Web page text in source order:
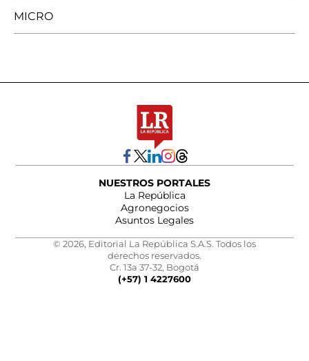
MICRO
NUESTROS PORTALES
La República
Agronegocios
Asuntos Legales
© 2026, Editorial La República S.A.S. Todos los
derechos reservados.
Cr. 13a 37-32, Bogotá
(+57) 1 4227600